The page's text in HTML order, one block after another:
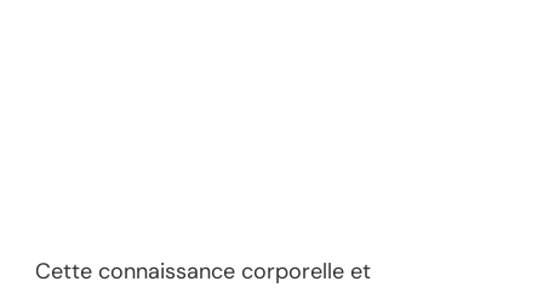
Cette connaissance corporelle et